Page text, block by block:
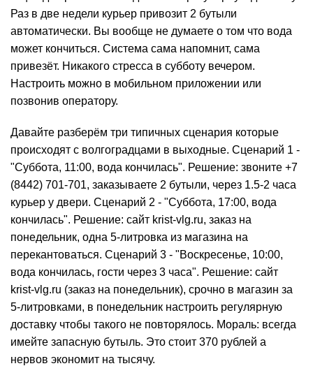
Раз в две недели курьер привозит 2 бутыли
автоматически. Вы вообще не думаете о том что вода
может кончиться. Система сама напомнит, сама
привезёт. Никакого стресса в субботу вечером.
Настроить можно в мобильном приложении или
позвонив оператору.
Давайте разберём три типичных сценария которые
происходят с волгоградцами в выходные. Сценарий 1 -
"Суббота, 11:00, вода кончилась". Решение: звоните +7
(8442) 701-701, заказываете 2 бутыли, через 1.5-2 часа
курьер у двери. Сценарий 2 - "Суббота, 17:00, вода
кончилась". Решение: сайт krist-vlg.ru, заказ на
понедельник, одна 5-литровка из магазина на
перекантоваться. Сценарий 3 - "Воскресенье, 10:00,
вода кончилась, гости через 3 часа". Решение: сайт
krist-vlg.ru (заказ на понедельник), срочно в магазин за
5-литровками, в понедельник настроить регулярную
доставку чтобы такого не повторялось. Мораль: всегда
имейте запасную бутыль. Это стоит 370 рублей а
нервов экономит на тысячу.